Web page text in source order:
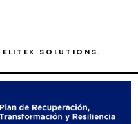
ELITEK SOLUTIONS.